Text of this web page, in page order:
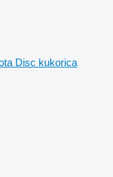
Disc kukorica